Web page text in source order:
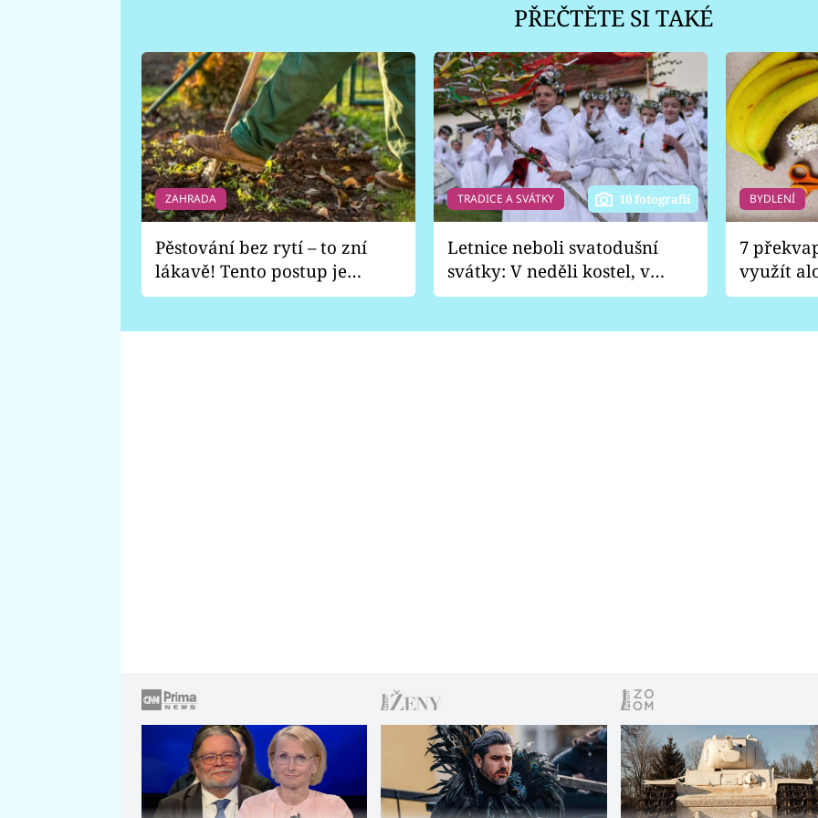
PŘEČTĚTE SI TAKÉ
ZAHRADA
Pěstování bez rytí – to zní
lákavě! Tento postup je
vhodný jen pro některé
TRADICE A SVÁTKY 10 fotografií
Letnice neboli svatodušní
svátky: V neděli kostel, v
pondělí zábava
BYDLENÍ
7
využít